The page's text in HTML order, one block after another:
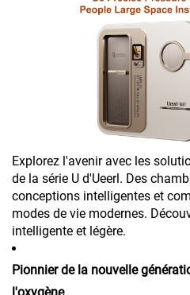
Explorez l'avenir avec les
de la série U d'Ueerl. Des
conceptions intelligentes et
modes de vie modernes.
intelligente et légère.
Pionnier de la nouvelle